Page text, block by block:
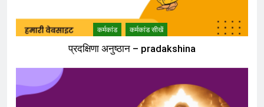
कर्मकांड कर्मकांड सीखें
प्रदक्षिणा अनुष्ठान – pradakshina